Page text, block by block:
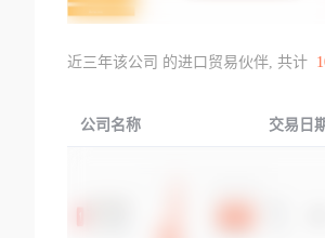
近三年该公司 的进口贸易伙伴, 共计
公司名称 交易日